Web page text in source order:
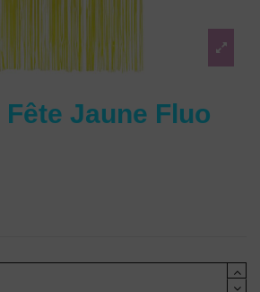
Jaune Fluo